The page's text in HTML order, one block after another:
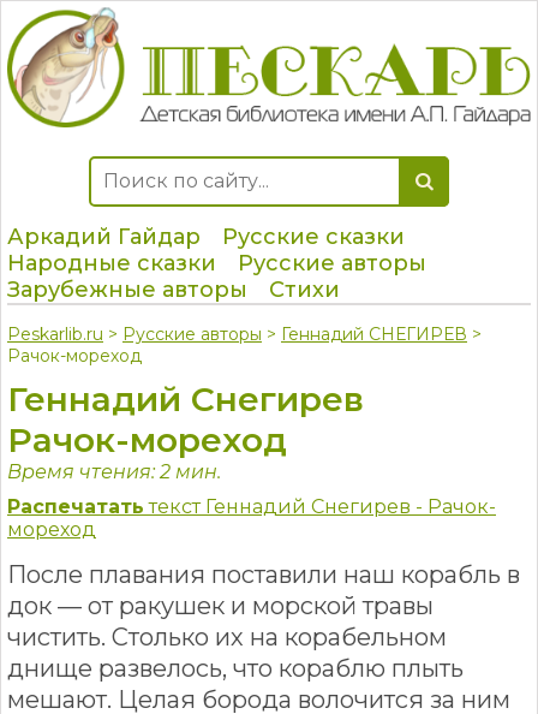
Аркадий Гайдар
Русские сказки
Народные сказки
Русские авторы
Зарубежные авторы
Стихи
Peskarlib.ru > Русские авторы > Геннадий СНЕГИРЕВ >
Рачок-мореход
Геннадий Снегирев
Рачок-мореход
Время чтения: 2 мин.
Распечатать текст Геннадий Снегирев - Рачок-
мореход
После плавания поставили наш корабль в
док — от ракушек и морской травы
чистить. Столько их на корабельном
днище развелось, что кораблю плыть
мешают. Целая борода волочится за ним